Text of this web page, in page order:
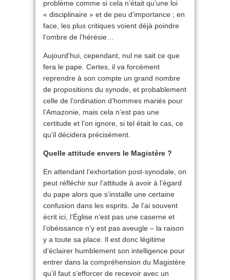
problème comme si cela n’était qu’une loi
« disciplinaire » et de peu d’importance ; en
face, les plus critiques voient déjà poindre
l’ombre de l’hérésie…
Aujourd’hui, cependant, nul ne sait ce que
fera le pape. Certes, il va forcément
reprendre à son compte un grand nombre
de propositions du synode, et probablement
celle de l’ordination d’hommes mariés pour
l’Amazonie, mais cela n’est pas une
certitude et l’on ignore, si tel était le cas, ce
qu’il décidera précisément.
Quelle attitude envers le Magistère ?
En attendant l’exhortation post-synodale, on
peut réfléchir sur l’attitude à avoir à l’égard
du pape alors que s’installe une certaine
confusion dans les esprits. Je l’ai souvent
écrit ici, l’Église n’est pas une caserne et
l’obéissance n’y est pas aveugle – la raison
y a toute sa place. Il est donc légitime
d’éclairer humblement son intelligence pour
entrer dans la compréhension du Magistère
qu’il faut s’efforcer de recevoir avec un